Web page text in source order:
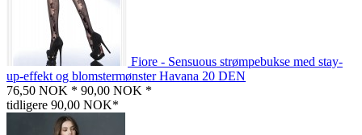
Fiore - Sensuous strømpebukse med stay-
up-effekt og blomstermønster Havana 20 DEN
76,50 NOK * 90,00 NOK *
tidligere 90,00 NOK*